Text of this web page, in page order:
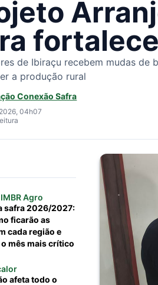
de Ibiraçu recebem mudas de
a produção rural
Conexão Safra
04h07
Agro
safra 2026/2027:
ficarão as
cada região e
mês mais crítico
afeta todo o